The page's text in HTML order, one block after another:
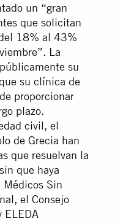
un “gran
que solicitan
18% al 43%
La
su
su clínica de
proporcionar
plazo.
civil, el
de Grecia han
que resuelvan la
que haya
Médicos Sin
el Consejo
ELEDA